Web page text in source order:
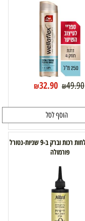
₪49.90
₪32.90
הוסף לסל
מי קרטין - לחות רכות וברק ב-9 שניות-נטורל
פורמולה